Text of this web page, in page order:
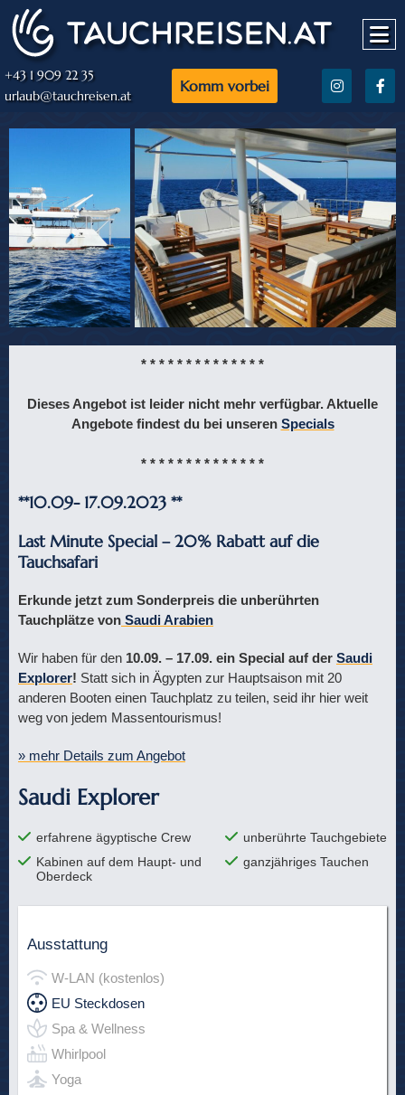
+43 1 909 22 35
urlaub@tauchreisen.at
Komm vorbei
Ausstattung
W-LAN (kostenlos)
EU Steckdosen
Spa & Wellness
Whirlpool
Yoga
* * * * * * * * * * * * * *
Dieses Angebot ist leider nicht mehr verfügbar. Aktuelle
Angebote findest du bei unseren Specials
* * * * * * * * * * * * * *
**10.09- 17.09.2023 **
Last Minute Special – 20% Rabatt auf die
Tauchsafari
Erkunde jetzt zum Sonderpreis die unberührten
Tauchplätze von Saudi Arabien
Wir haben für den 10.09. – 17.09. ein Special auf der Saudi
Explorer! Statt sich in Ägypten zur Hauptsaison mit 20
anderen Booten einen Tauchplatz zu teilen, seid ihr hier weit
weg von jedem Massentourismus!
» mehr Details zum Angebot
Saudi Explorer
erfahrene ägyptische Crew
unberührte Tauchgebiete
Kabinen auf dem Haupt- und
Oberdeck
ganzjähriges Tauchen